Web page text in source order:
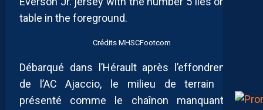
Crédits MHSCFootcom
Débarqué dans l’Hérault après l’effondrement
de l’AC Ajaccio, le milieu de terrain était
présenté comme le chaînon manquant de